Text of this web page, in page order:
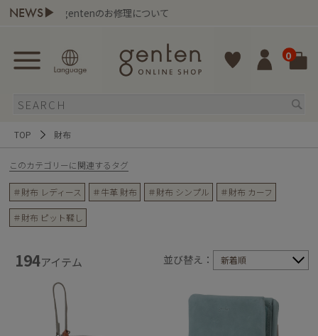
NEWS▶
のお修理について
0
TOP 財布
このカテゴリーに関連するタグ
＃財布 レディース ＃牛革 財布 ＃財布 シンプル ＃財布 カーフ
＃財布 ピット鞣し
194アイテム 並び替え： 新着順